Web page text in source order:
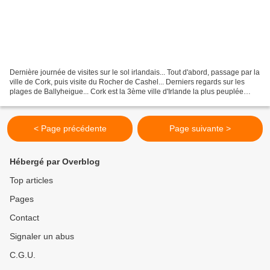
Dernière journée de visites sur le sol irlandais... Tout d'abord, passage par la
ville de Cork, puis visite du Rocher de Cashel... Derniers regards sur les
plages de Ballyheigue... Cork est la 3ème ville d'Irlande la plus peuplée
< Page précédente Page suivante >
Hébergé par Overblog
Top articles
Pages
Contact
Signaler un abus
C.G.U.